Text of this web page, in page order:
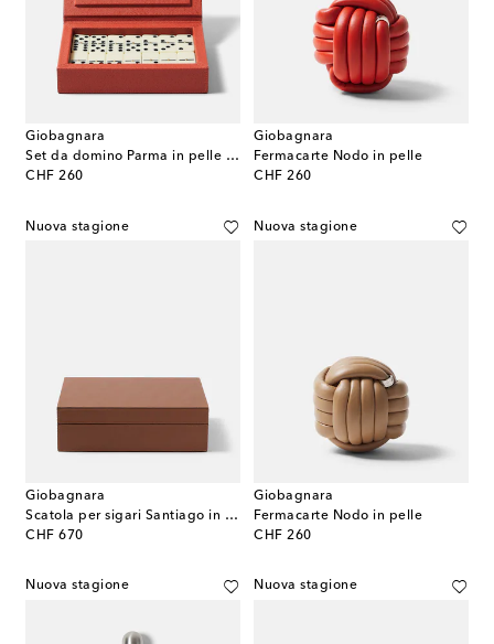
Giobagnara
Set da domino Parma in pelle e noce
CHF 260
original price
Giobagnara
Fermacarte Nodo in pelle
CHF 260
original price
Nuova stagione
Giobagnara
Scatola per sigari Santiago in legno e pelle
CHF 670
original price
Nuova stagione
Giobagnara
Fermacarte Nodo in pelle
CHF 260
original price
Nuova stagione Nuova stagione